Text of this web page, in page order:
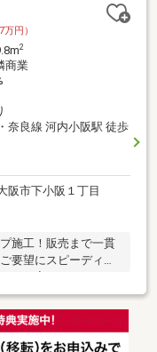
円）
2
商業
奈良線 河内小阪駅 徒歩
阪市下小阪１丁目
施工！販売まで一貫
要望にスピーディー